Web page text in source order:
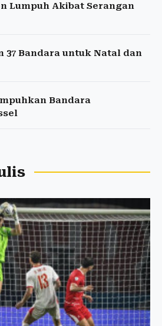
Lumpuh Akibat Serangan
37 Bandara untuk Natal dan
Bandara